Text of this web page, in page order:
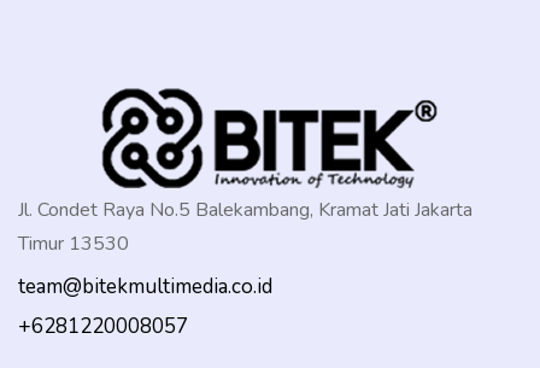
Jl. Condet Raya No.5 Balekambang, Kramat Jati Jakarta
Timur 13530
team@bitekmultimedia.co.id
+6281220008057